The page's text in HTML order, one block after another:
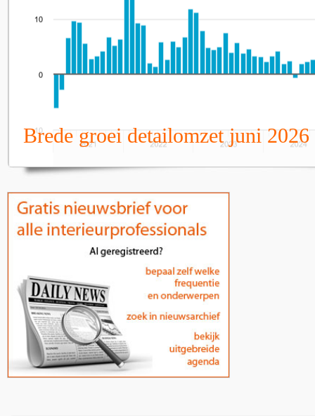
Brede groei detailomzet juni 2026